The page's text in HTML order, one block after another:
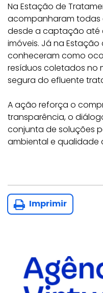
Na Estação de
acompanharam todas
desde a captação até
imóveis. Já na
conheceram como
resíduos coletados no
segura do efluente
A ação reforça o
transparência, o
conjunta de soluções
ambiental e
Imprimir